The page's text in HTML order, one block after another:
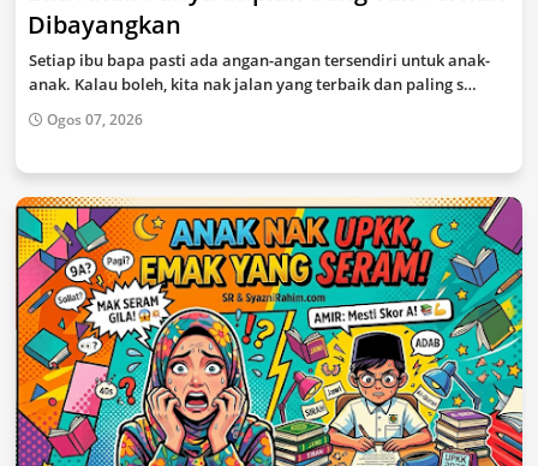
Dibayangkan
Setiap ibu bapa pasti ada angan-angan tersendiri untuk anak-
anak. Kalau boleh, kita nak jalan yang terbaik dan paling s…
Ogos 07, 2026